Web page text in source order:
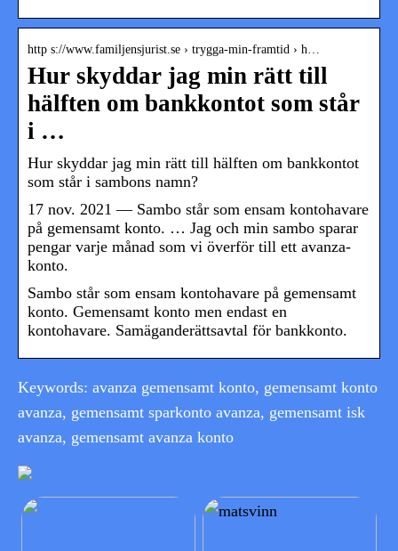
http s://www.familjensjurist.se › trygga-min-framtid › h…
Hur skyddar jag min rätt till
hälften om bankkontot som står
i …
Hur skyddar jag min rätt till hälften om bankkontot
som står i sambons namn?
17 nov. 2021 — Sambo står som ensam kontohavare
på gemensamt konto. … Jag och min sambo sparar
pengar varje månad som vi överför till ett avanza-
konto.
Sambo står som ensam kontohavare på gemensamt
konto. Gemensamt konto men endast en
kontohavare. Samäganderättsavtal för bankkonto.
Keywords: avanza gemensamt konto, gemensamt konto
avanza, gemensamt sparkonto avanza, gemensamt isk
avanza, gemensamt avanza konto